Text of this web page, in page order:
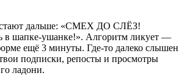
дальше: «СМЕХ ДО СЛЁЗ!
в шапке-ушанке!». Алгоритм ликует —
ещё 3 минуты. Где-то далеко слышен
подписки, репосты и просмотры
ладони.